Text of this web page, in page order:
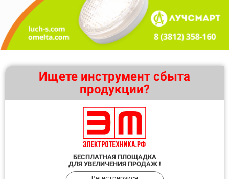
Ищете инструмент сбыта
продукции?
БЕСПЛАТНАЯ ПЛОЩАДКА
ДЛЯ УВЕЛИЧЕНИЯ ПРОДАЖ !